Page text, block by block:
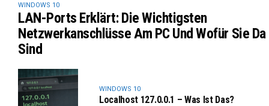
WINDOWS 10
LAN-Ports Erklärt: Die Wichtigsten
Netzwerkanschlüsse Am PC Und Wofür Sie Da
Sind
WINDOWS 10
Localhost 127.0.0.1 – Was Ist Das?